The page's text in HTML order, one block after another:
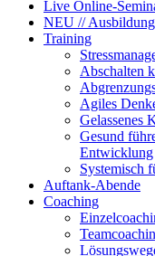
Live Online-
NEU // Ausbildung
Training
Abschalten
Agiles
Gelassenes
Gesund
Entwicklung
Systemisch
Auftank-Abende
Coaching